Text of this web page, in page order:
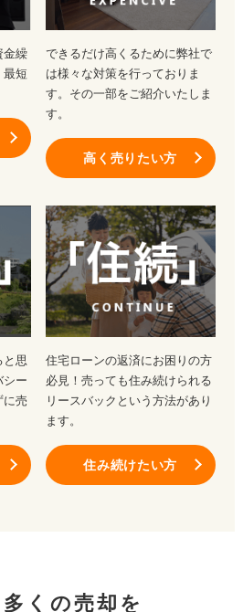
金繰
最短
できるだけ高くるために弊社で
は様々な対策を行っておりま
す。その一部をご紹介いたしま
す。
高く売りたい方
と思
シー
に売
住宅ローンの返済にお困りの方
必見！売っても住み続けられる
リースバックという方法があり
ます。
住み続けたい方
くの売却を